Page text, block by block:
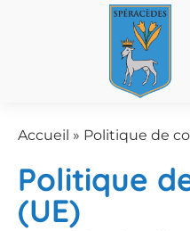
Accueil » Politique de
Politique
(UE)